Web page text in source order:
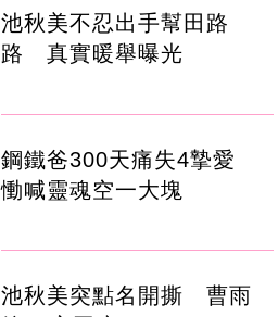
池秋美不忍出手幫田路
路 真實暖舉曝光
鋼鐵爸300天痛失4摯愛
慟喊靈魂空一大塊
池秋美突點名開撕 曹雨